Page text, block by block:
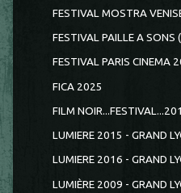
FESTIVAL MOSTRA
FESTIVAL PAILLE A SONS
FESTIVAL PARIS CINEMA
FICA 2025
FILM
LUMIERE 2015 - GRAND
LUMIERE 2016 - GRAND
LUMIÈRE 2009 - GRAND